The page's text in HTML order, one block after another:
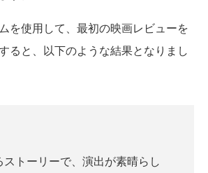
を使用して、最初の映画レビューを
ると、以下のような結果となりまし
トーリーで、演出が素晴らし